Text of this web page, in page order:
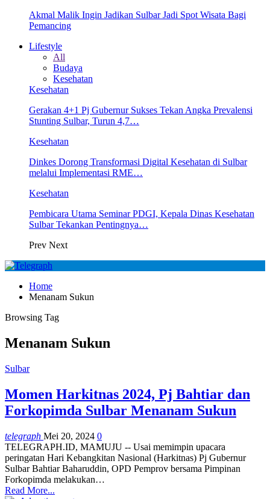
Akmal Malik Ingin Jadikan Sulbar Jadi Spot Wisata Bagi
Pemancing
Lifestyle
All
Budaya
Kesehatan
Kesehatan
Gerakan 4+1 Pj Gubernur Sukses Tekan Angka Prevalensi
Stunting Sulbar, Turun 4,7…
Kesehatan
Dinkes Dorong Transformasi Digital Kesehatan di Sulbar
melalui Implementasi RME…
Kesehatan
Pembicara Utama Seminar PDGI, Kepala Dinas Kesehatan
Sulbar Tekankan Pentingnya…
Prev Next
Home
Menanam Sukun
Browsing Tag
Menanam Sukun
Sulbar
Momen Harkitnas 2024, Pj Bahtiar dan
Forkopimda Sulbar Menanam Sukun
telegraph Mei 20, 2024 0
TELEGRAPH.ID, MAMUJU -- Usai memimpin upacara
peringatan Hari Kebangkitan Nasional (Harkitnas) Pj Gubernur
Sulbar Bahtiar Baharuddin, OPD Pemprov bersama Pimpinan
Forkopimda melakukan…
Read More...